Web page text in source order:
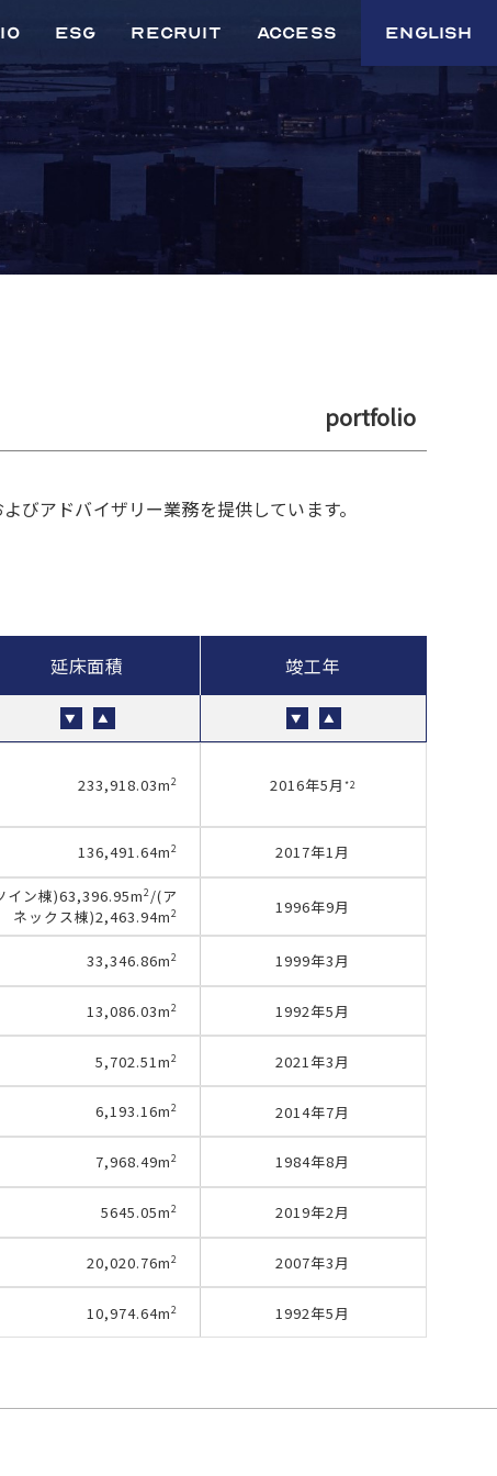
English
ESG
環境への取り組み
社会への取り組み
ガバナンス関連の
取り組み
外部評価・認証
イニシアティブ
への署名
Recruit Access
portfolio
アドバイザリー業務を提供しています。
延床面積 竣工年
▼ ▲ ▼ ▲
233,918.03m2 2016年5月 *2
136,491.64m2 2017年1月
イン棟)63,396.95m2/(ア
ネックス棟)2,463.94m2 1996年9月
33,346.86m2 1999年3月
13,086.03m2 1992年5月
5,702.51m2 2021年3月
6,193.16m2 2014年7月
7,968.49m2 1984年8月
5645.05m2 2019年2月
20,020.76m2 2007年3月
10,974.64m2 1992年5月